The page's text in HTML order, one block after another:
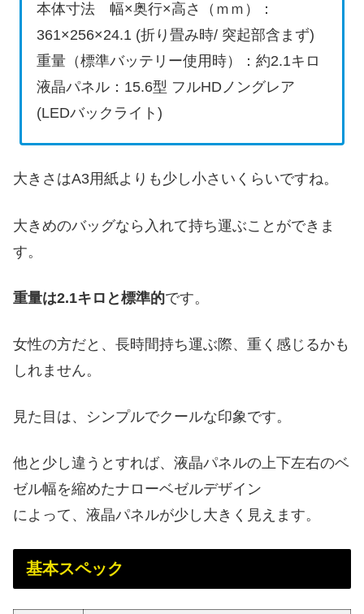
本体寸法 幅×奥行×高さ（ｍｍ）：
361×256×24.1 (折り畳み時/ 突起部含まず)
重量（標準バッテリー使用時）：約2.1キロ
液晶パネル：15.6型 フルHDノングレア
(LEDバックライト)
大きさはA3用紙よりも少し小さいくらいですね。
大きめのバッグなら入れて持ち運ぶことができま
す。
重量は2.1キロと標準的です。
女性の方だと、長時間持ち運ぶ際、重く感じるかも
しれません。
見た目は、シンプルでクールな印象です。
他と少し違うとすれば、液晶パネルの上下左右のベ
ゼル幅を縮めたナローベゼルデザイン
によって、液晶パネルが少し大きく見えます。
基本スペック